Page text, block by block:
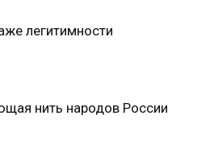
легитимности
нить народов России